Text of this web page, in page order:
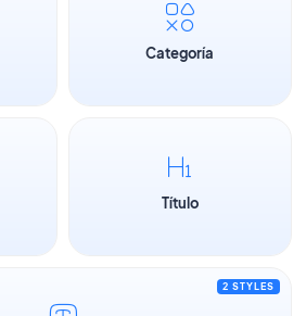
Categoría
Título
2 STYLES